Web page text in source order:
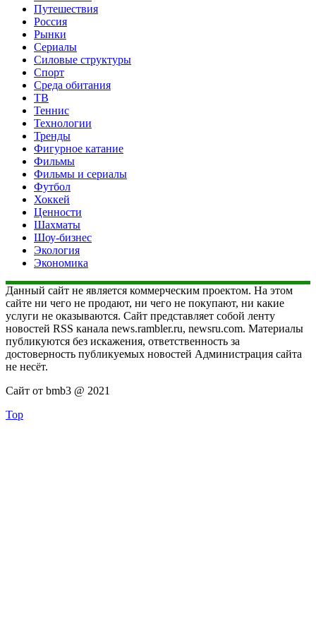
Путешествия
Россия
Рынки
Сериалы
Силовые структуры
Спорт
Среда обитания
ТВ
Теннис
Технологии
Тренды
Фигурное катание
Фильмы
Фильмы и сериалы
Футбол
Хоккей
Ценности
Шахматы
Шоу-бизнес
Экология
Экономика
Данный сайт не является коммерческим проектом. На этом
сайте ни чего не продают, ни чего не покупают, ни какие
услуги не оказываются. Сайт представляет собой ленту
новостей RSS канала news.rambler.ru, newsru.com. Материалы
публикуются без искажения, ответственность за
достоверность публикуемых новостей Администрация сайта
не несёт.
Сайт от bmb3 @ 2021
Top